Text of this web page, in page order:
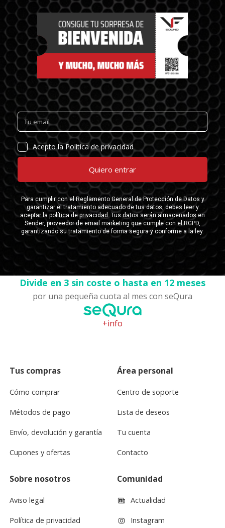
Divide en 3 sin coste o hasta en 12 meses
por una pequeña cuota al mes con seQura
+info
Tus compras
Cómo comprar
Métodos de pago
Envío, devolución y garantía
Cupones y ofertas
Área personal
Centro de soporte
Lista de deseos
Tu cuenta
Contacto
Sobre nosotros
Aviso legal
Política de privacidad
Comunidad
Actualidad
Instagram